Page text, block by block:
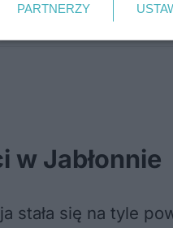
w Jabłonnie
stała się na tyle
PARTNERZY